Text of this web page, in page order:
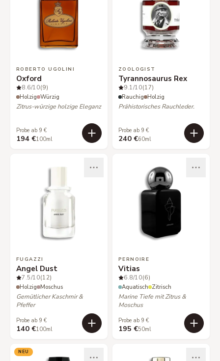
ROBERTO UGOLINI
Oxford
8.6/10(9)
Holzig Würzig
Zitrus-würzige holzige Eleganz
Probe ab 9 €
194 €100ml
ZOOLOGIST
Tyrannosaurus Rex
9.1/10(17)
Rauchig Holzig
Prähistorisches Rauchleder.
Probe ab 9 €
240 €60ml
FUGAZZI
Angel Dust
7.5/10(12)
Holzig Moschus
Gemütlicher Kaschmir &
Pfeffer
Probe ab 9 €
140 €100ml
PERNOIRE
Vitias
6.8/10(6)
Aquatisch Zitrisch
Marine Tiefe mit Zitrus &
Moschus
Probe ab 9 €
195 €50ml
NEU